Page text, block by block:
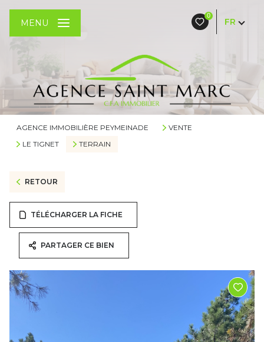
0
FR
MENU
AGENCE IMMOBILIÈRE PEYMEINADE
VENTE
LE TIGNET
TERRAIN
RETOUR
TÉLÉCHARGER LA FICHE
PARTAGER CE BIEN